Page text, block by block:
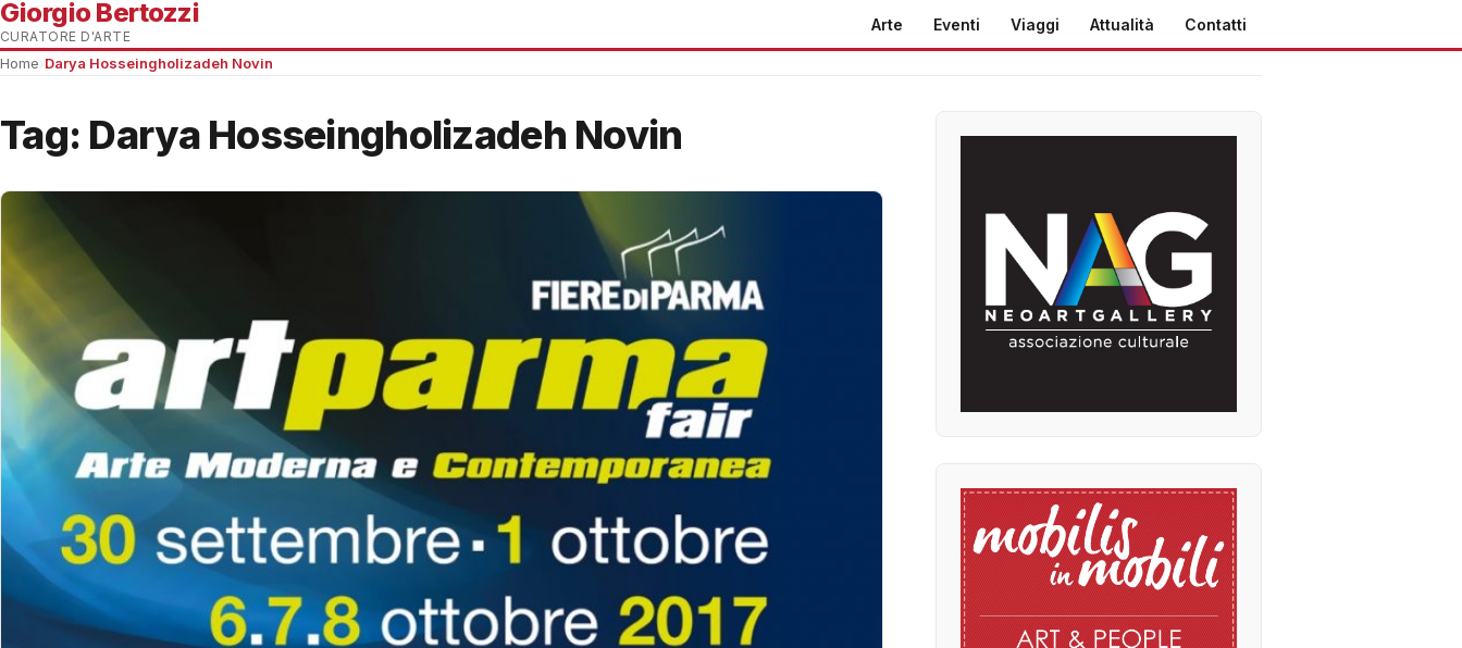
Giorgio Bertozzi
CURATORE D'ARTE
Arte Eventi Viaggi Attualità Contatti
Home Darya Hosseingholizadeh Novin
Tag: Darya Hosseingholizadeh Novin